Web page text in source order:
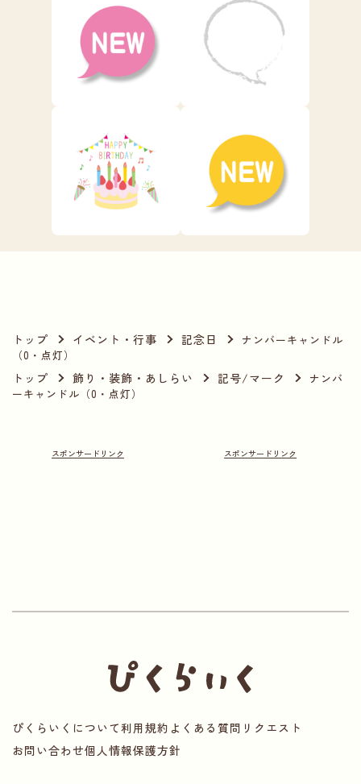
トップ イベント・行事 記念日
ナンバーキャンドル
（0・点灯）
トップ 飾り・装飾・あしらい 記号/マーク
ナンバ
ーキャンドル（0・点灯）
ぴくらいくについて利用規約 よくある質問 リクエスト
お問い合わせ個人情報保護方針